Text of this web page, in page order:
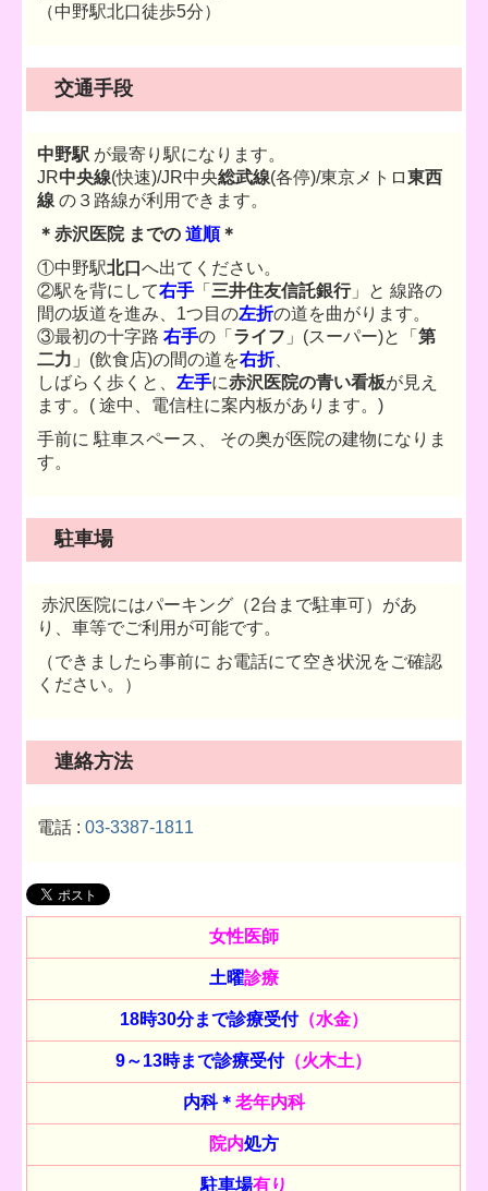
女性医師
土曜診療
18時30分まで診療受付（水金）
9～13時まで診療受付（火木土）
内科＊ 老年内科
院内処方
駐車場有り
（中野駅北口徒歩5分）
交通手段
中野駅 が最寄り駅になります。
JR中央線(快速)/JR中央総武線(各停)/東京メトロ東西
線 の３路線が利用できます。
＊赤沢医院 までの道順＊
①中野駅北口へ出てください。
②駅を背にして右手 「 三井住友信託銀行」と 線路の
間の坂道を進み、1つ目の左折の道を曲がります。
③最初の十字路右手の「 ライフ 」(スーパー)と「第
二力 」(飲食店)の間の道を右折、
しばらく歩くと、左手に赤沢医院の青い看板が見え
ます。 ( 途中、電信柱に案内板があります。)
手前に 駐車スペース、 その奥が医院の建物になりま
す。
駐車場
赤沢医院にはパーキング（2台まで駐車可）があ
り、車等でご利用が可能です。
（できましたら事前に お電話にて空き状況をご確認
ください。）
連絡方法
電話 :03-3387-1811